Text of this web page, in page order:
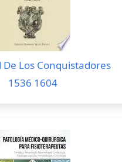
De Los Conquistadores
1536 1604